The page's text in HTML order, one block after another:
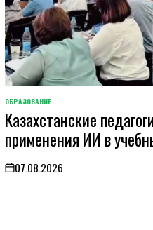
POSTED
IN
ОБРАЗОВАНИЕ
Казахстанские
применения ИИ в
on07.08.2026